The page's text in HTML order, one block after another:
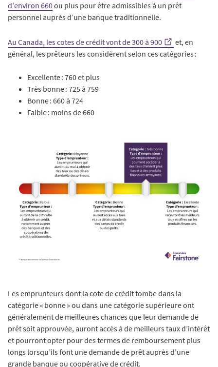
d’environ 660ou plus pour être admissibles à un prêt
personnel auprès d’une banque traditionnelle.
Au Canada, les cotes de crédit vont de 300 à 900
et, en
général, les prêteurs les considèrent selon ces catégories :
Excellente : 760 et plus
Très bonne : 725 à 759
Bonne : 660 à 724
Faible : moins de 660
Les emprunteurs dont la cote de crédit tombe dans la
catégorie « bonne » ou dans une catégorie supérieure ont
généralement de meilleures chances que leur demande de
prêt soit approuvée, auront accès à de meilleurs taux d’intérêt
et pourront opter pour des termes de remboursement plus
longs lorsqu’ils font une demande de prêt auprès d’une
grande banque ou coopérative de crédit.